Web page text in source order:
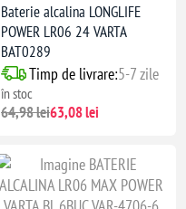
Baterie alcalina LONGLIFE
POWER LR06 24 VARTA
BAT0289
Timp de livrare:5-7 zile
în stoc
64,98 lei63,08 lei